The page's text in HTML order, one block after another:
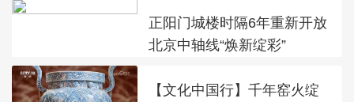
正阳门城楼时隔6年重新开放
北京中轴线“焕新绽彩”
【文化中国行】千年窑火绽